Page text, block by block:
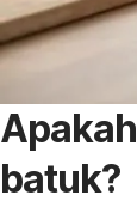
batuk?